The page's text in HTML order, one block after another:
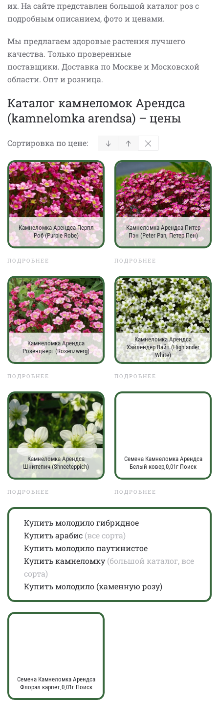
их. На сайте представлен большой каталог роз с
подробным описанием, фото и ценами.
Мы предлагаем здоровые растения лучшего
качества. Только проверенные
поставщики. Доставка по Москве и Московской
области. Опт и розница.
Каталог камнеломок Арендса
(kamnelomka arendsa) – цены
Сортировка по цене:
Камнеломка Арендса Перпл
Роб (Purple Robe)
ПОДРОБНЕЕ
Камнеломка Арендса Питер
Пэн (Peter Pan, Петер Пен)
ПОДРОБНЕЕ
Камнеломка Арендса
Розенцверг (Rosenzwerg)
ПОДРОБНЕЕ
Камнеломка Арендса
Хайлендер Вайт (Highlander
White)
ПОДРОБНЕЕ
Камнеломка Арендса
Шнитепич (Shneeteppich)
ПОДРОБНЕЕ
Семена Камнеломка Арендса
Белый ковер,0,01г Поиск
ПОДРОБНЕЕ
Купить молодило гибридное
Купить арабис (все сорта)
Купить молодило паутинистое
Купить камнеломку (большой каталог, все
сорта)
Купить молодило (каменную розу)
Семена Камнеломка Арендса
Флорал карпет,0,01г Поиск